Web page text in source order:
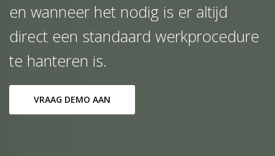
en wanneer het nodig is er altijd
direct een standaard werkprocedure
te hanteren is.
VRAAG DEMO AAN